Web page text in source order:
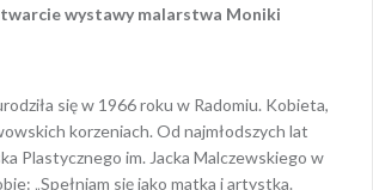
wystawy malarstwa Moniki
się w 1966 roku w Radomiu. Kobieta,
korzeniach. Od najmłodszych lat
Plastycznego im. Jacka Malczewskiego w
„Spełniam się jako matka i artystka.